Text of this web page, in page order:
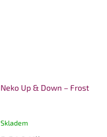
Neko Up & Down – Frost
Skladem